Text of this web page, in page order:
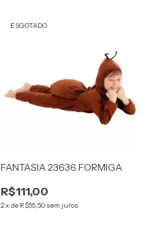
ESGOTADO
FANTASIA 23636 FORMIGA
R$111,00
2x de R$55,50 sem juros